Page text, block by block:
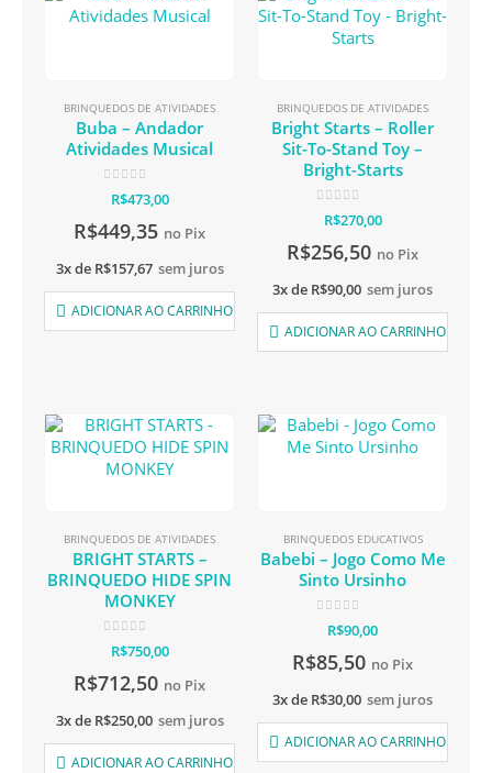
BRINQUEDOS DE ATIVIDADES
Buba – Andador
Atividades Musical
de 5
R$473,00
R$449,35 no Pix
3x de R$157,67 sem juros
ADICIONAR AO CARRINHO
BRINQUEDOS DE ATIVIDADES
Bright Starts – Roller
Sit-To-Stand Toy –
Bright-Starts
de 5
R$270,00
R$256,50 no Pix
3x de R$90,00 sem juros
ADICIONAR AO CARRINHO
BRINQUEDOS DE ATIVIDADES
BRIGHT STARTS –
BRINQUEDO HIDE SPIN
MONKEY
de 5
R$750,00
R$712,50 no Pix
3x de R$250,00 sem juros
ADICIONAR AO CARRINHO
BRINQUEDOS EDUCATIVOS
Babebi – Jogo Como Me
Sinto Ursinho
de 5
R$90,00
R$85,50 no Pix
3x de R$30,00 sem juros
ADICIONAR AO CARRINHO